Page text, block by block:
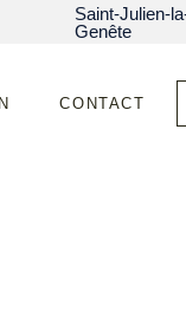
Saint-Julien-
Genête
CONTACT